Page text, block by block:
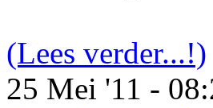
(Lees verder...!)
25 Mei '11 -